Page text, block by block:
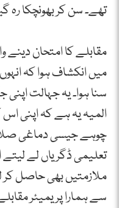
تھے۔ سن کر بھونچکا رہ
مقابلے کا امتحان دینے
میں انکشاف ہوا کہ
سنا ہوا۔ یہ جہالت
المیہ یہ ہے کہ اپنی
چوہے جیسی دماغی
تعلیمی ڈگریاں لے لیتے
ملازمتیں بھی حاصل
سے ہمارا پریمیئر